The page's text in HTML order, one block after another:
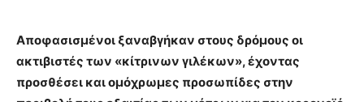
Αποφασισμένοι ξαναβγήκαν στους δρόμους οι
ακτιβιστές των «κίτρινων γιλέκων», έχοντας
προσθέσει και ομόχρωμες προσωπίδες στην